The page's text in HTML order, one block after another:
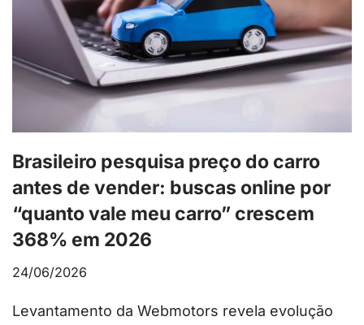
Brasileiro pesquisa preço do carro
antes de vender: buscas online por
“quanto vale meu carro” crescem
368% em 2026
24/06/2026
Levantamento da Webmotors revela evolução